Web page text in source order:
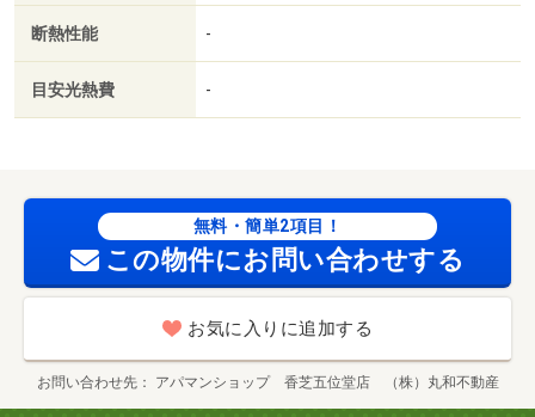
料：賃料総額の２．２％又は５．５％ ※ペット可は２．
５万／２．５％）・維持費等：町内会費３５０円／月・ペ
ット条件：小型犬可／猫可・管理形態／管理員の勤務形
を開けたり直接会話しなくてもモニター越しに来訪者を確
認できるモニター付きインターホンを設置（＊＾＾＊）・
駐輪場：有/クリーニング費用 80000円/鍵セット費 3300
円
断熱性能 -
目安光熱費 -
無料・簡単2項目！
この物件にお問い合わせする
お気に入りに追加する
お問い合わせ先 アパマンショップ 香芝五位堂店 （株）丸和不動産